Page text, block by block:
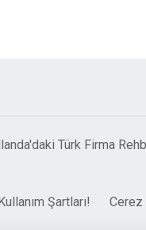
Türk Firma
Şartları! Cerez